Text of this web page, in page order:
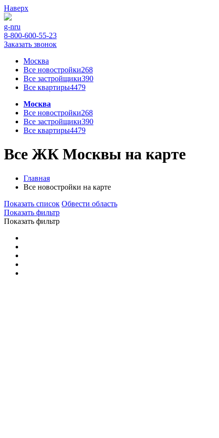
Наверх
g-nru
8-800-600-55-23
Заказать звонок
Москва
Все новостройки268
Все застройщики390
Все квартиры4479
Москва
Все новостройки268
Все застройщики390
Все квартиры4479
Все ЖК Москвы на карте
Главная
Все новостройки на карте
Показать список Обвести область
Показать фильтр
Показать фильтр